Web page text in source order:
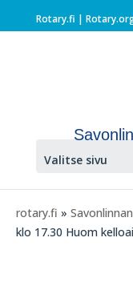
Rotary.fi |
Valitse sivu
rotary.fi »
klo 17.30 Huom